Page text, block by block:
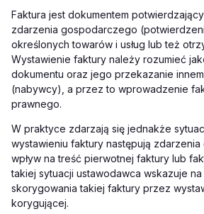
Faktura jest dokumentem
zdarzenia gospodarczego
określonych towarów i usług lub też
Wystawienie faktury należy rozumieć
dokumentu oraz jego przekazanie
(nabywcy), a przez to wprowadzenie
prawnego.
W praktyce zdarzają się jednakże
wystawieniu faktury następują
wpływ na treść pierwotnej faktury lub
takiej sytuacji ustawodawca wskazuje
skorygowania takiej faktury przez
korygującej.